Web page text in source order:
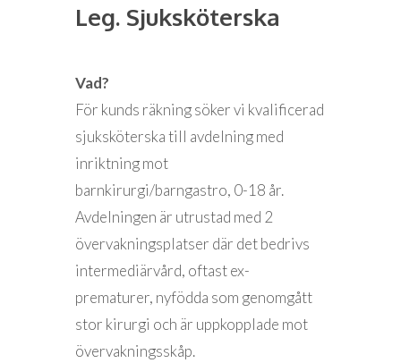
Leg. Sjuksköterska
Vad?
För kunds räkning söker vi kvalificerad
sjuksköterska till avdelning med
inriktning mot
barnkirurgi/barngastro, 0-18 år.
Avdelningen är utrustad med 2
övervakningsplatser där det bedrivs
intermediärvård, oftast ex-
prematurer, nyfödda som genomgått
stor kirurgi och är uppkopplade mot
övervakningsskåp.